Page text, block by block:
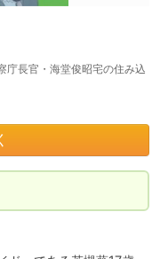
長官・海堂俊昭宅の住み込